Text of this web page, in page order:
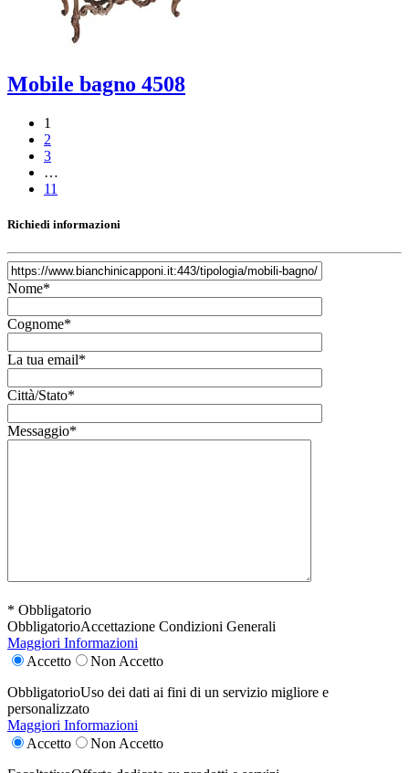
Mobile bagno 4508
1
2
3
…
11
Richiedi informazioni
Nome*
Cognome*
La tua email*
Città/Stato*
Messaggio*
* Obbligatorio
ObbligatorioAccettazione Condizioni Generali
Maggiori Informazioni
Accetto
Non Accetto
ObbligatorioUso dei dati ai fini di un servizio migliore e
personalizzato
Maggiori Informazioni
Accetto
Non Accetto